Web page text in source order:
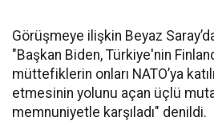
Görüşmeye ilişkin Beyaz
"Başkan Biden, Türkiye'nin
müttefiklerin onları NATO’ya
etmesinin yolunu açan üçlü
memnuniyetle karşıladı" denildi.